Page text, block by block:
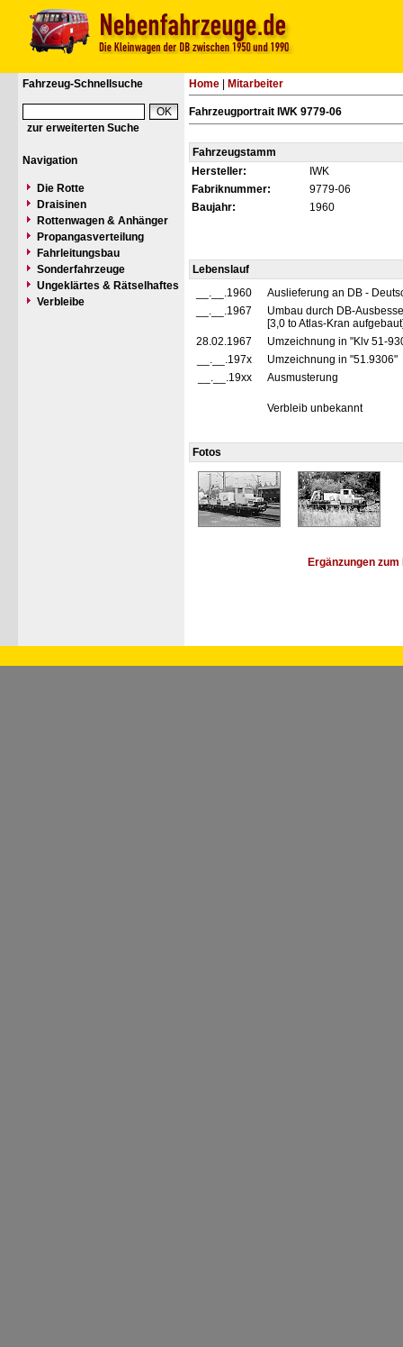
Fahrzeug-Schnellsuche
zur erweiterten Suche
Navigation
Die Rotte
Draisinen
Rottenwagen & Anhänger
Propangasverteilung
Fahrleitungsbau
Sonderfahrzeuge
Ungeklärtes & Rätselhaftes
Verbleibe
Home Mitarbeiter
Fahrzeugportrait IWK 9779-06
Fahrzeugstamm
Hersteller:
IWK
Fabriknummer:
9779-06
Baujahr:
1960
Lebenslauf
__.__.1960
Auslieferung an DB -
__.__.1967
Umbau durch DB-
[3,0 to Atlas-Kran
28.02.1967
Umzeichnung in "Klv 51-
__.__.197x
Umzeichnung in "51.9306"
__.__.19xx
Ausmusterung
Verbleib unbekannt
Fotos
Ergänzungen